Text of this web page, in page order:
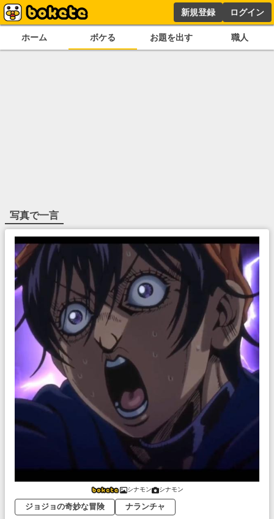
新規登録 ログイン
ホーム ボケる お題を出す 職人
写真で一言
シナモン シナモン
ジョジョの奇妙な冒険 ナランチャ